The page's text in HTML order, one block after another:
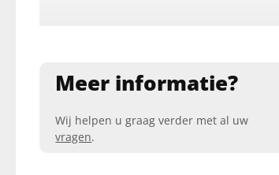
Oppervlaktecapaciteit (m²)
Bluetooth
Meer informatie?
Wij helpen u graag verder met al uw
vragen.